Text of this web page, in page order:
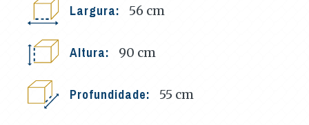
Largura: 56 cm
Altura: 90 cm
Profundidade: 55 cm